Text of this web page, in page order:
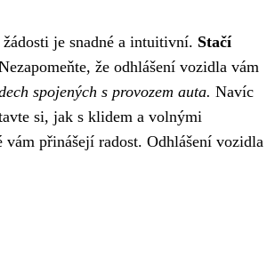
je snadné a intuitivní. Stačí
že odhlášení vozidla vám
spojených s provozem auta. Navíc
si, jak s klidem a volnými
přinášejí radost. Odhlášení vozidla